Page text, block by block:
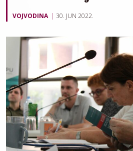
VOJVODINA 30. JUN 2022.